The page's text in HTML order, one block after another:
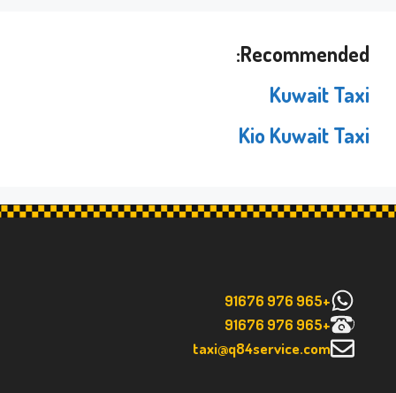
Recommended:
Kuwait Taxi
Kio Kuwait Taxi
+965 976 91676
+965 976 91676
taxi@q84service.com